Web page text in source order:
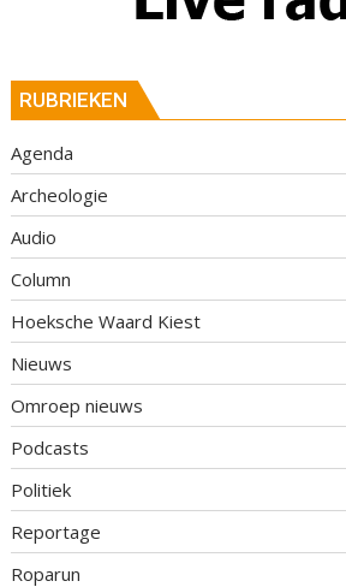
RUBRIEKEN
Agenda
Archeologie
Audio
Column
Hoeksche Waard Kiest
Nieuws
Omroep nieuws
Podcasts
Politiek
Reportage
Roparun